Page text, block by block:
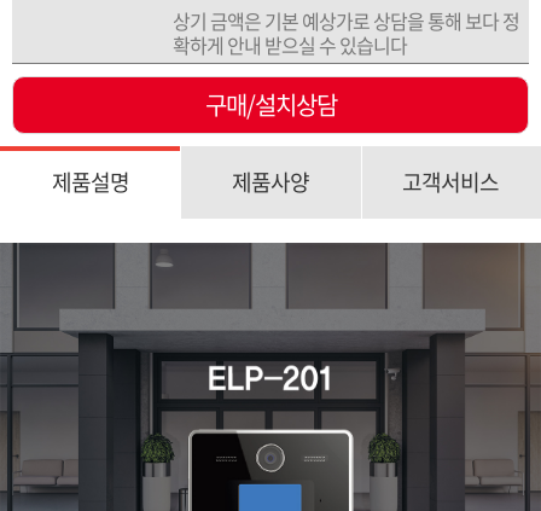
상기 금액은 기본 예상가로 상담을 통해 보다 정
확하게 안내 받으실 수 있습니다
구매/설치상담
제품설명 제품사양 고객서비스